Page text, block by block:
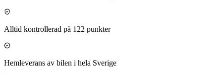
Alltid kontrollerad på 122 punkter
Hemleverans av bilen i hela Sverige